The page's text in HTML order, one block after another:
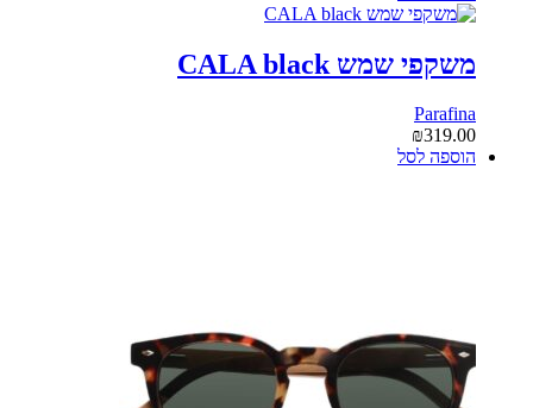
משקפי שמש CALA black
Parafina
₪319.00
הוספה לסל